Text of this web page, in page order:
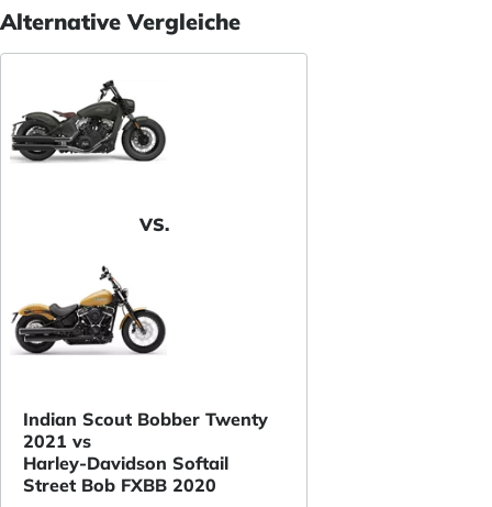
Alternative Vergleiche
VS.
Indian Scout Bobber Twenty
2021 vs
Harley-Davidson Softail
Street Bob FXBB 2020